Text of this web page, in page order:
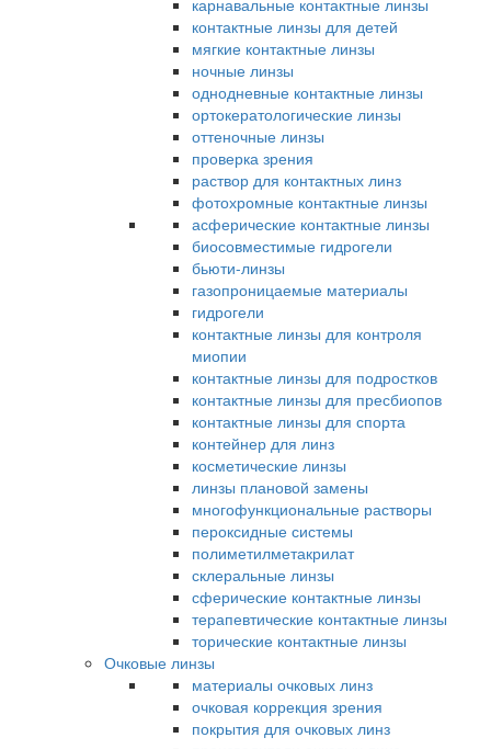
карнавальные контактные линзы
контактные линзы для детей
мягкие контактные линзы
ночные линзы
однодневные контактные линзы
ортокератологические линзы
оттеночные линзы
проверка зрения
раствор для контактных линз
фотохромные контактные линзы
асферические контактные линзы
биосовместимые гидрогели
бьюти-линзы
газопроницаемые материалы
гидрогели
контактные линзы для контроля
миопии
контактные линзы для подростков
контактные линзы для пресбиопов
контактные линзы для спорта
контейнер для линз
косметические линзы
линзы плановой замены
многофункциональные растворы
пероксидные системы
полиметилметакрилат
склеральные линзы
сферические контактные линзы
терапевтические контактные линзы
торические контактные линзы
Очковые линзы
материалы очковых линз
очковая коррекция зрения
покрытия для очковых линз